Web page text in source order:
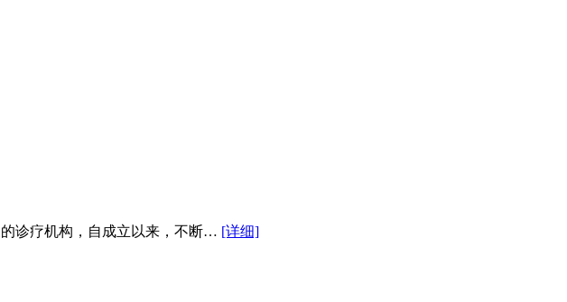
诊疗机构，自成立以来，不断… [详细]